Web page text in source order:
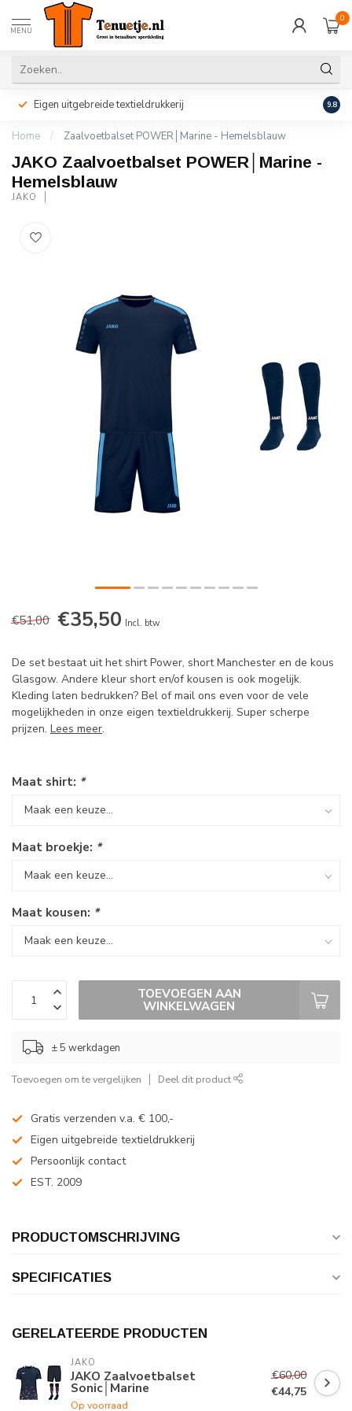
MENU
0
Eigen uitgebreide textieldrukkerij 9.8
Home / Zaalvoetbalset POWER│Marine - Hemelsblauw
JAKO Zaalvoetbalset POWER│Marine -
Hemelsblauw
JAKO
€51,00 €35,50 Incl. btw
De set bestaat uit het shirt Power, short Manchester en de kous
Glasgow. Andere kleur short en/of kousen is ook mogelijk.
Kleding laten bedrukken? Bel of mail ons even voor de vele
mogelijkheden in onze eigen textieldrukkerij. Super scherpe
prijzen. Lees meer.
Maat shirt: *
Maat broekje: *
Maat kousen: *
TOEVOEGEN AAN
WINKELWAGEN
± 5 werkdagen
Toevoegen om te vergelijken Deel dit product
Gratis verzenden v.a. € 100,-
Eigen uitgebreide textieldrukkerij
Persoonlijk contact
EST. 2009
PRODUCTOMSCHRIJVING
SPECIFICATIES
GERELATEERDE PRODUCTEN
JAKO
JAKO Zaalvoetbalset
Sonic│Marine
Op voorraad
€60,00
€44,75